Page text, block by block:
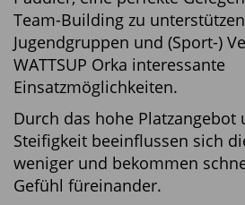
Team-Building zu
Jugendgruppen und (Sport-)
WATTSUP Orka interessante
Einsatzmöglichkeiten.
Durch das hohe Platzangebot
Steifigkeit beeinflussen sich
weniger und bekommen
Gefühl füreinander.